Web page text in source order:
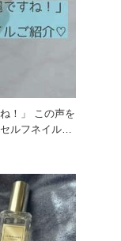
！」 この声を
ルフネイル派